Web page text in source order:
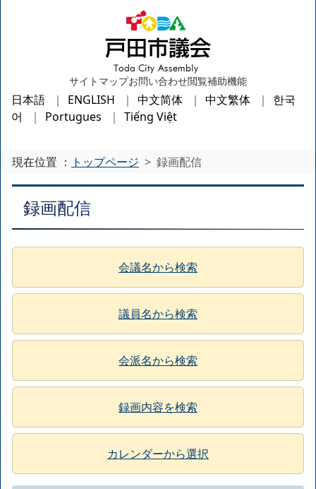
サイトマップお問い合わせ閲覧補助機能
日本語 ENGLISH 中文简体 中文繁体
한국
어
Portugues Tiếng Việt
現在位置 ： トップページ 録画配信
録画配信
会議名から検索
議員名から検索
会派名から検索
録画内容を検索
カレンダーから選択